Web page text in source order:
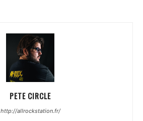
PETE CIRCLE
http://allrockstation.fr/